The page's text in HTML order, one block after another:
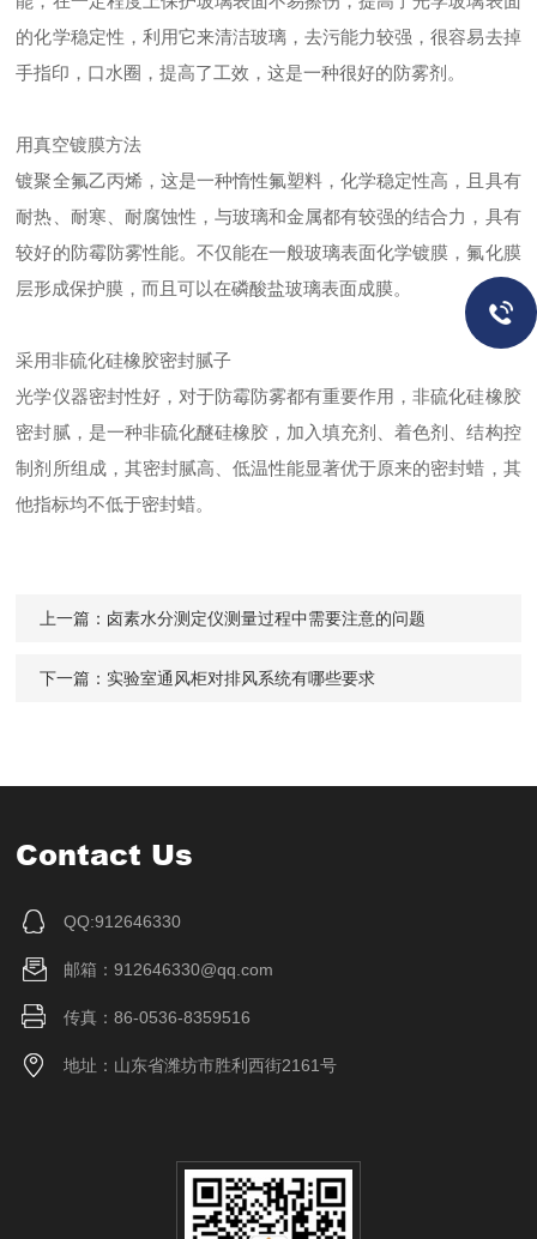
的化学稳定性，利用它来清洁玻璃，去污能力较强，很容易去掉
手指印，口水圈，提高了工效，这是一种很好的防雾剂。
用真空镀膜方法
镀聚全氟乙丙烯，这是一种惰性氟塑料，化学稳定性高，且具有
耐热、耐寒、耐腐蚀性，与玻璃和金属都有较强的结合力，具有
较好的防霉防雾性能。不仅能在一般玻璃表面化学镀膜，氟化膜
层形成保护膜，而且可以在磷酸盐玻璃表面成膜。
采用非硫化硅橡胶密封腻子
光学仪器密封性好，对于防霉防雾都有重要作用，非硫化硅橡胶
密封腻，是一种非硫化醚硅橡胶，加入填充剂、着色剂、结构控
制剂所组成，其密封腻高、低温性能显著优于原来的密封蜡，其
他指标均不低于密封蜡。
上一篇： 卤素水分测定仪测量过程中需要注意的问题
下一篇： 实验室通风柜对排风系统有哪些要求
Contact Us
QQ:912646330
邮箱：912646330@qq.com
传真：86-0536-8359516
地址：山东省潍坊市胜利西街2161号